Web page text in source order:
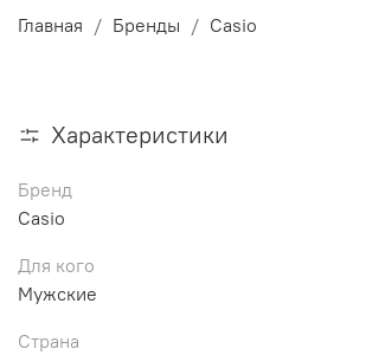
Главная Бренды Casio
Характеристики
Бренд
Casio
Для кого
Мужские
Страна